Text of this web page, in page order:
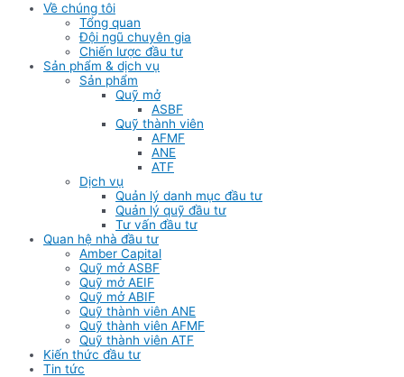
Về chúng tôi
Tổng quan
Đội ngũ chuyên gia
Chiến lược đầu tư
Sản phẩm & dịch vụ
Sản phẩm
Quỹ mở
ASBF
Quỹ thành viên
AFMF
ANE
ATF
Dịch vụ
Quản lý danh mục đầu tư
Quản lý quỹ đầu tư
Tư vấn đầu tư
Quan hệ nhà đầu tư
Amber Capital
Quỹ mở ASBF
Quỹ mở AEIF
Quỹ mở ABIF
Quỹ thành viên ANE
Quỹ thành viên AFMF
Quỹ thành viên ATF
Kiến thức đầu tư
Tin tức